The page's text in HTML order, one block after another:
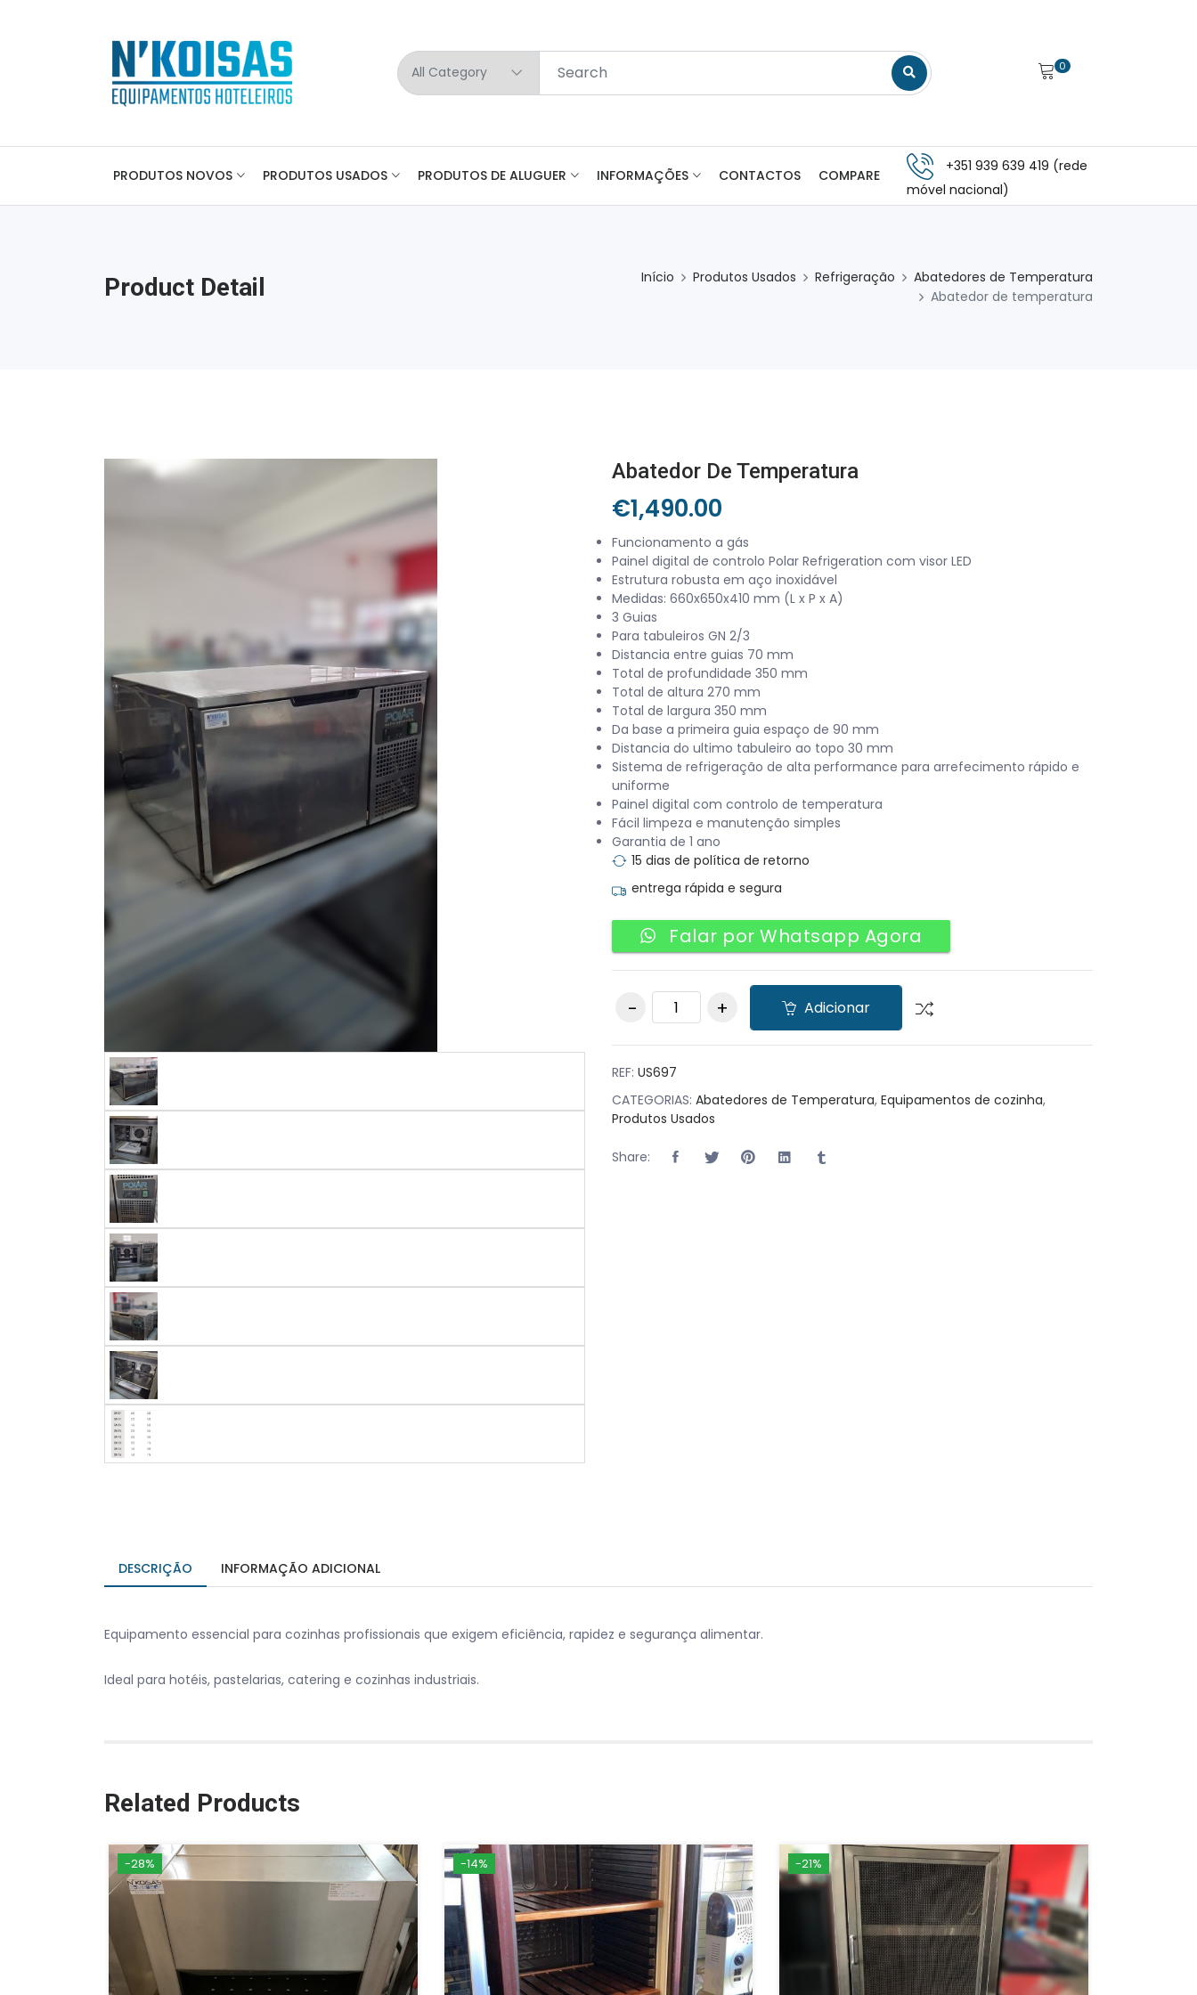
0
PRODUTOS NOVOS PRODUTOS USADOS PRODUTOS DE ALUGUER INFORMAÇÕES CONTACTOS COMPARE
+351 939 639 419 (rede
móvel nacional)
Product Detail Início Produtos Usados Refrigeração
Abatedores de Temperatura
Abatedor de temperatura
Abatedor De Temperatura
€1,490.00
Funcionamento a gás
Painel digital de controlo Polar Refrigeration com visor LED
Estrutura robusta em aço inoxidável
Medidas: 660x650x410 mm (L x P x A)
3 Guias
Para tabuleiros GN 2/3
Distancia entre guias 70 mm
Total de profundidade 350 mm
Total de altura 270 mm
Total de largura 350 mm
Da base a primeira guia espaço de 90 mm
Distancia do ultimo tabuleiro ao topo 30 mm
Sistema de refrigeração de alta performance para arrefecimento rápido e
uniforme
Painel digital com controlo de temperatura
Fácil limpeza e manutenção simples
Garantia de 1 ano
15 dias de política de retorno
entrega rápida e segura
Falar por Whatsapp Agora
Abatedor de
temperatura
Adicionar
REF: US697
CATEGORIAS: Abatedores de Temperatura, Equipamentos de cozinha,
Produtos Usados
Share:
DESCRIÇÃO INFORMAÇÃO ADICIONAL
Equipamento essencial para cozinhas profissionais que exigem eficiência, rapidez e segurança alimentar.
Ideal para hotéis, pastelarias, catering e cozinhas industriais.
Related Products
-28% -14% -21%